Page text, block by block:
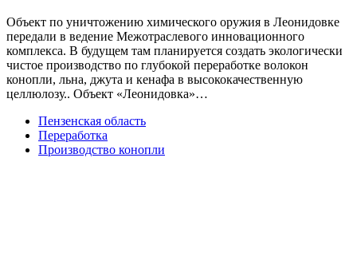
Объект по уничтожению химического оружия в Леонидовке
передали в ведение Межотраслевого инновационного
комплекса. В будущем там планируется создать экологически
чистое производство по глубокой переработке волокон
конопли, льна, джута и кенафа в высококачественную
целлюлозу.. Объект «Леонидовка»…
Пензенская область
Переработка
Производство конопли